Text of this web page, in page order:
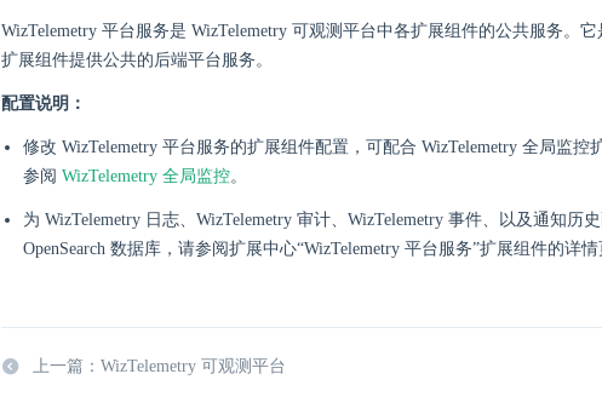
WizTelemetry 平台服务是 WizTelemetry 可观测平台中各扩展组件的公共服务。
扩展组件提供公共的后端平台服务。
配置说明：
修改 WizTelemetry 平台服务的扩展组件配置，可配合 WizTelemetry 全局监
参阅 WizTelemetry 全局监控。
为 WizTelemetry 日志、WizTelemetry 审计、WizTelemetry 事件、以及通知历
OpenSearch 数据库，请参阅扩展中心“WizTelemetry 平台服务”扩展组件的详情
上一篇：WizTelemetry 可观测平台